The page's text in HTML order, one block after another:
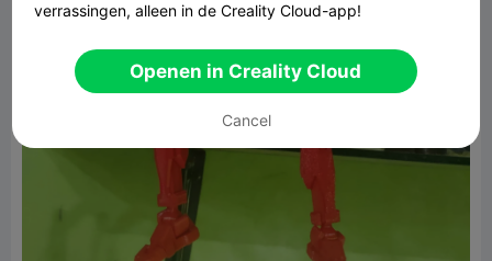
verrassingen, alleen in de Creality Cloud-app!
Openen in Creality Cloud
Cancel